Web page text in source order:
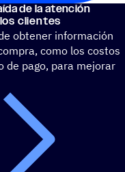
de la atención
clientes
obtener información
como los costos
de pago, para mejorar